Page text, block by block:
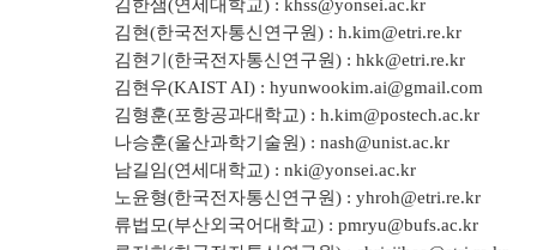
김한샘(연세대학교) : khss@yonsei.ac.kr
김현(한국전자통신연구원) : h.kim@etri.re.kr
김현기(한국전자통신연구원) : hkk@etri.re.kr
김현우(KAIST AI) : hyunwookim.ai@gmail.com
김형훈(포항공과대학교) : h.kim@postech.ac.kr
나승훈(울산과학기술원) : nash@unist.ac.kr
남길임(연세대학교) : nki@yonsei.ac.kr
노윤형(한국전자통신연구원) : yhroh@etri.re.kr
류법모(부산외국어대학교) : pmryu@bufs.ac.kr